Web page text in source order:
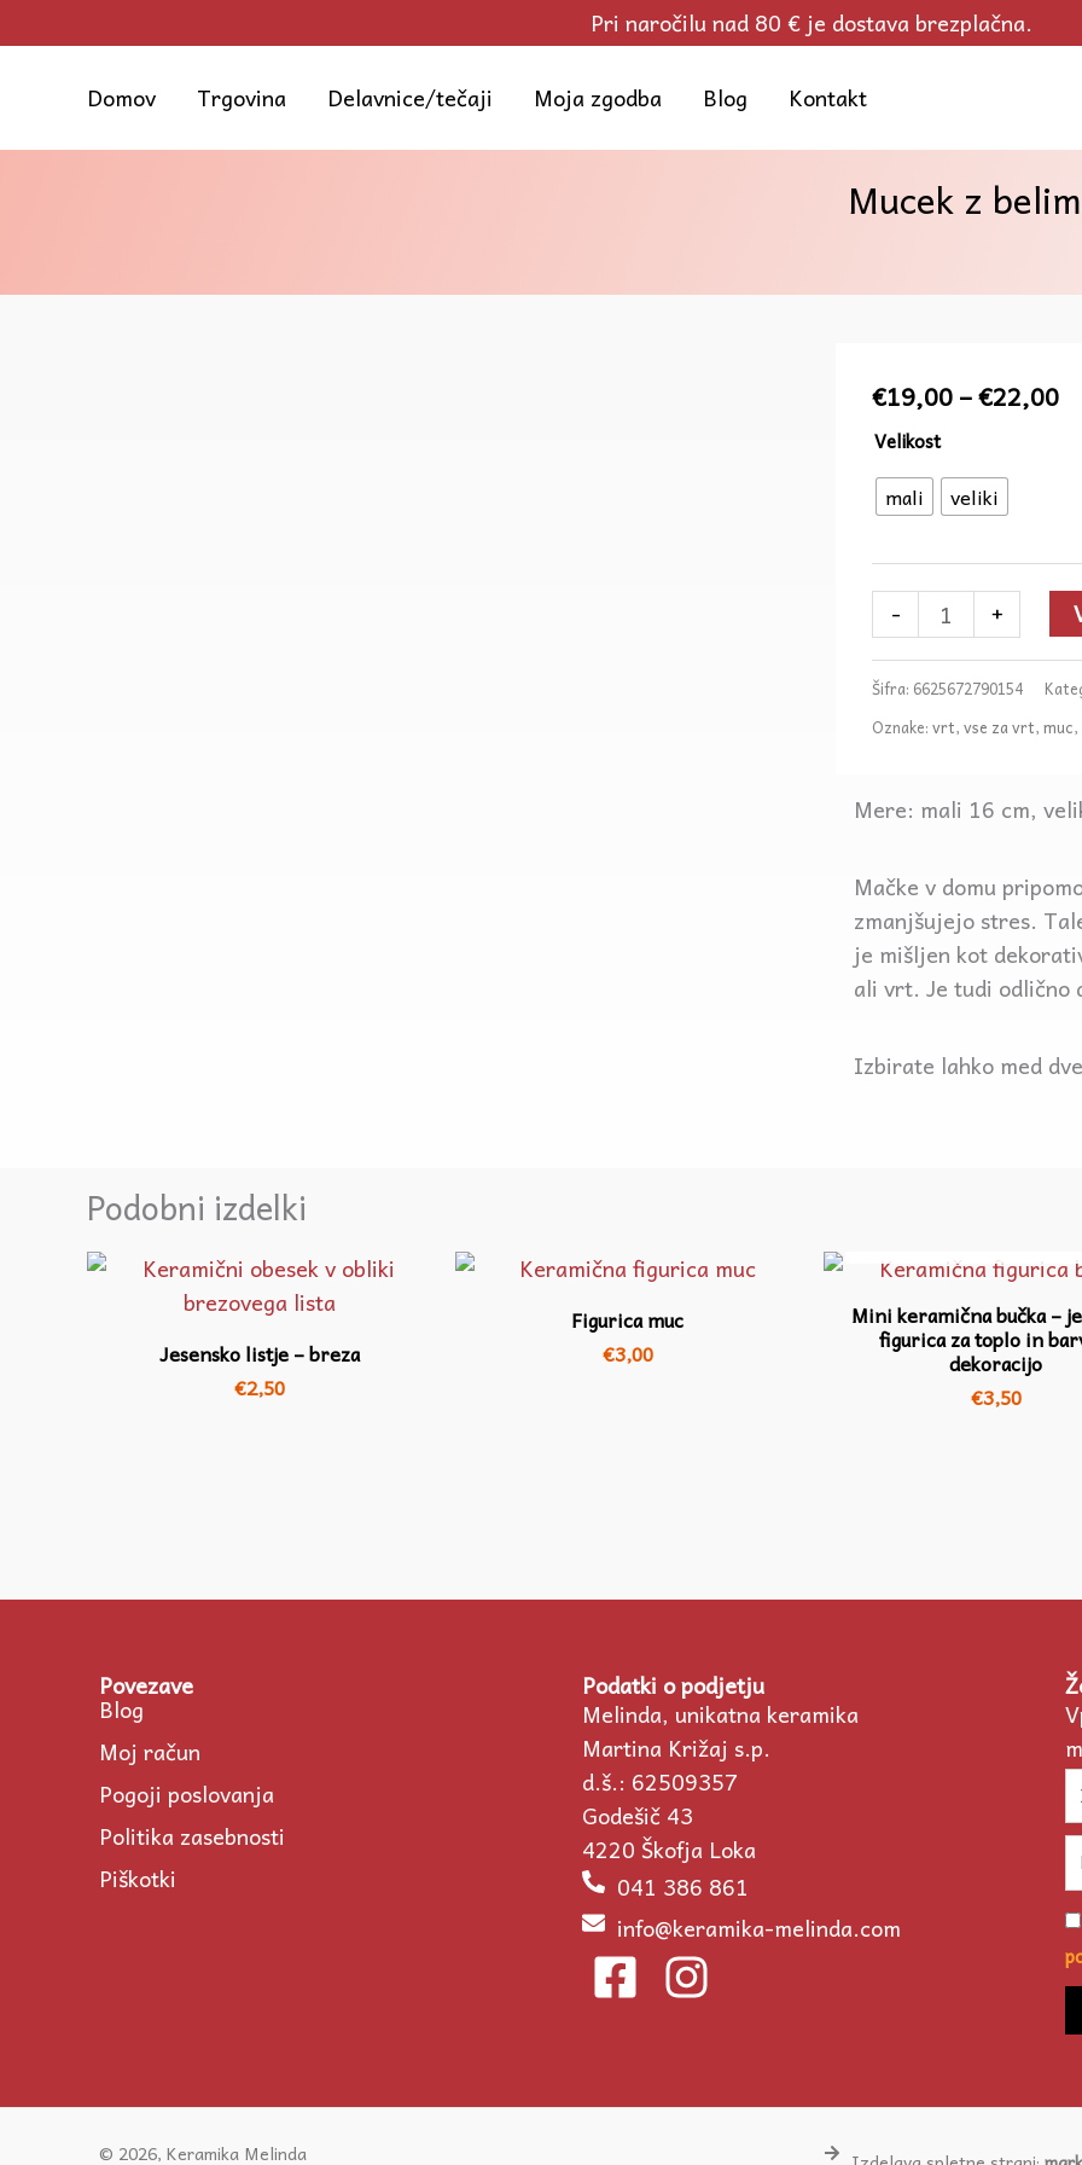
to
Pri naročilu nad 80 € je dostava brezplačna.
Domov Trgovina Delavnice/tečaji Moja zgodba Blog Kontakt
Mucek z
€19,00–€22,00
Velikost
mali veliki
-
Mucek
belimi
količina
+
Šifra: 6625672790154
Oznake: vrt, vse za vrt, muc,
Mere: mali 16 cm,
Mačke v domu
zmanjšujejo stres.
je mišljen kot
ali vrt. Je tudi odlično
Izbirate lahko med
Podobni izdelki
Jesensko listje – breza
€2,50
Figurica muc
€3,00
Mini keramična bučka –
figurica za toplo in
dekoracijo
€3,50
Povezave
Blog
Moj račun
Pogoji poslovanja
Politika zasebnosti
Piškotki
Podatki o podjetju
Melinda, unikatna keramika
Martina Križaj s.p.
d.š.: 62509357
Godešič 43
4220 Škofja Loka
041 386 861
info@keramika-melinda.com
F
a
e
I
n
t
© 2026, Keramika Melinda